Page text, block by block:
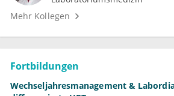
Mehr Kollegen
Fortbildungen
Wechseljahresmanagement &